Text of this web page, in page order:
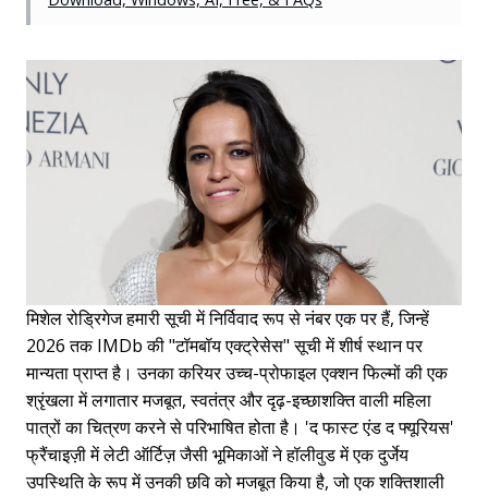
मिशेल रोड्रिगेज हमारी सूची में निर्विवाद रूप से नंबर एक पर हैं, जिन्हें
2026 तक IMDb की "टॉमबॉय एक्ट्रेसेस" सूची में शीर्ष स्थान पर
मान्यता प्राप्त है। उनका करियर उच्च-प्रोफाइल एक्शन फिल्मों की एक
श्रृंखला में लगातार मजबूत, स्वतंत्र और दृढ़-इच्छाशक्ति वाली महिला
पात्रों का चित्रण करने से परिभाषित होता है। 'द फास्ट एंड द फ्यूरियस'
फ्रैंचाइज़ी में लेटी ऑर्टिज़ जैसी भूमिकाओं ने हॉलीवुड में एक दुर्जेय
उपस्थिति के रूप में उनकी छवि को मजबूत किया है, जो एक शक्तिशाली